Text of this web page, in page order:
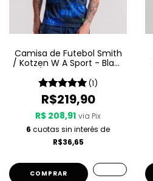
Camisa de Futebol Smith
/ Kotzen W A Sport - Black
(1)
R$219,90
R$ 208,91 via Pix
6 cuotas sin interés de
R$36,65
COMPRAR